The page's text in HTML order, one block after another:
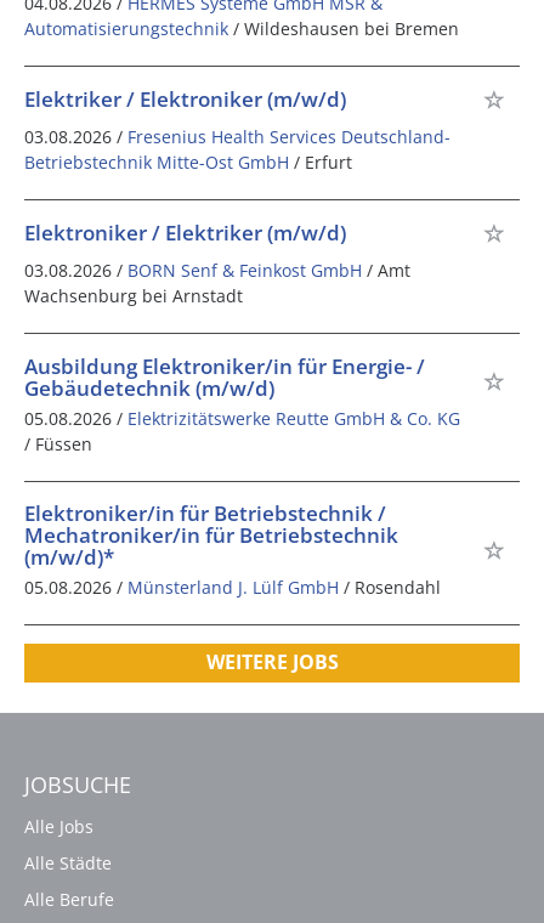
Automatisierungstechnik / Wildeshausen bei Bremen
Elektriker / Elektroniker (m/w/d)
03.08.2026 / Fresenius Health Services Deutschland-
Betriebstechnik Mitte-Ost GmbH / Erfurt
Elektroniker / Elektriker (m/w/d)
03.08.2026 / BORN Senf & Feinkost GmbH / Amt
Wachsenburg bei Arnstadt
Ausbildung Elektroniker/in für Energie- /
Gebäudetechnik (m/w/d)
05.08.2026 / Elektrizitätswerke Reutte GmbH & Co. KG
/ Füssen
Elektroniker/in für Betriebstechnik /
Mechatroniker/in für Betriebstechnik
(m/w/d)*
05.08.2026 / Münsterland J. Lülf GmbH / Rosendahl
WEITERE JOBS
JOBSUCHE
Alle Jobs
Alle Städte
Alle Berufe